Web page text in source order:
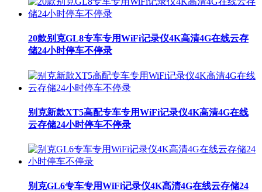
20款别克GL8专车专用WiFi记录仪4K高清4G在线云存
储24小时停车不停录
别克新款XT5高配专车专用WiFi记录仪4K高清4G在线
云存储24小时停车不停录
别克GL6专车专用WiFi记录仪4K高清4G在线云存储24